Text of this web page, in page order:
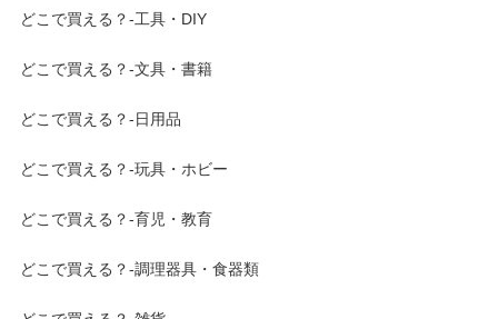
どこで買える？-工具・DIY
どこで買える？-文具・書籍
どこで買える？-日用品
どこで買える？-玩具・ホビー
どこで買える？-育児・教育
どこで買える？-調理器具・食器類